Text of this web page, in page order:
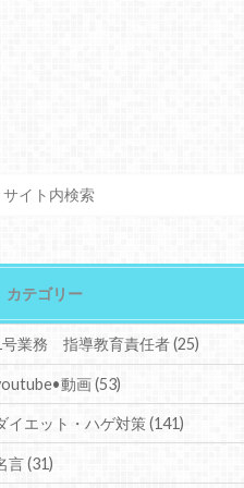
カテゴリー
号業務 指導教育責任者(25)
動画(53)
イエット・ハゲ対策(141)
言(31)